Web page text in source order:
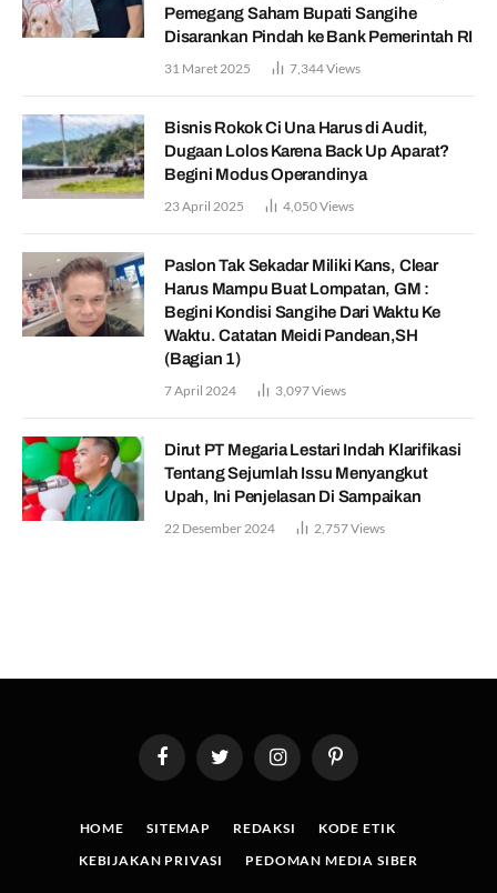
Pemegang Saham Bupati Sangihe
Disarankan Pindah ke Bank Pemerintah RI
31 Maret 2025 7,344Views
Bisnis Rokok Ci Una Harus di Audit,
Dugaan Lolos Karena Back Up Aparat?
Begini Modus Operandinya
23 April 2025 4,050Views
Paslon Tak Sekadar Miliki Kans, Clear
Harus Mampu Buat Lompatan, GM :
Begini Kondisi Sangihe Dari Waktu Ke
Waktu. Catatan Meidi Pandean,SH
(Bagian 1)
7 April 2024 3,097Views
Dirut PT Megaria Lestari Indah Klarifikasi
Tentang Sejumlah Issu Menyangkut
Upah, Ini Penjelasan Di Sampaikan
22 Desember 2024 2,757Views
FacebookTwitter InstagramPinterest
HOME SITEMAP REDAKSI
KODE ETIK
KEBIJAKAN PRIVASI
PEDOMAN MEDIA SIBER